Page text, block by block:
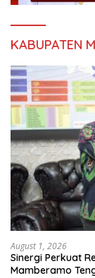
KABUPATEN
August 1, 2026
Sinergi Perkuat
Mamberamo